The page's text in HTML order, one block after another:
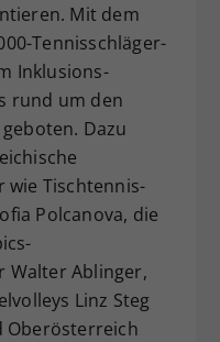
Mit dem
Tennisschläger-
Inklusions-
rund um den
Dazu
Tischtennis-
Polcanova, die
Walter Ablinger,
Linz Steg
Oberösterreich